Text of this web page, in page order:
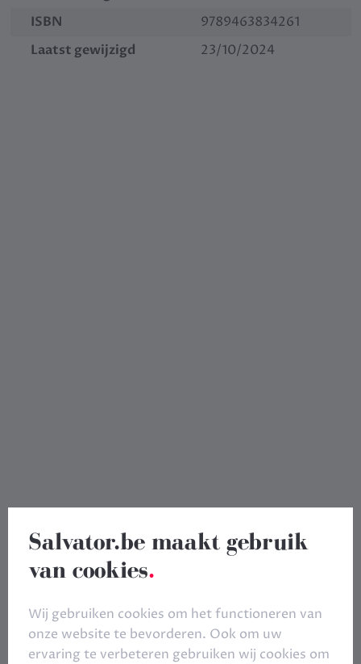
ISBN
9789463834261
Laatst gewijzigd
23/10/2024
Salvator.be maakt gebruik
van cookies.
Wij gebruiken cookies om het functioneren van
onze website te bevorderen. Ook om uw
ervaring te verbeteren gebruiken wij cookies om